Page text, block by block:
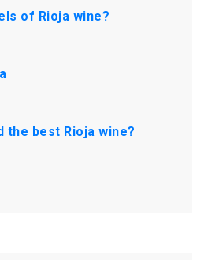
of Rioja wine?
the best Rioja wine?